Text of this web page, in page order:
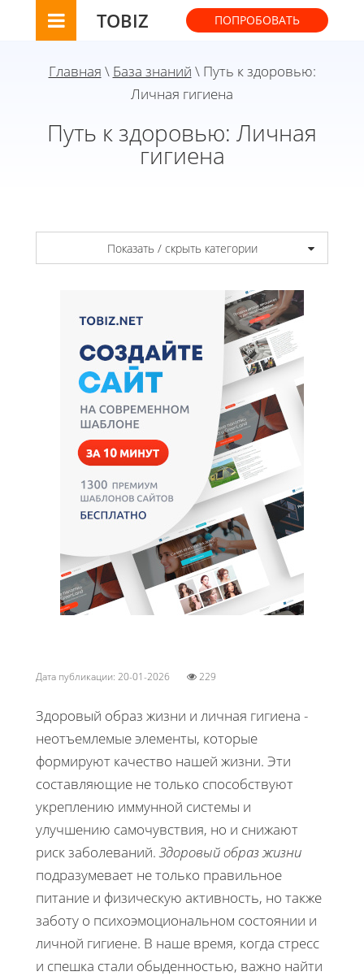
TOBIZ ПОПРОБОВАТЬ
Главная \ База знаний \ Путь к здоровью:
Личная гигиена
Путь к здоровью: Личная
гигиена
Показать / скрыть категории
Дата публикации: 20-01-2026 229
Здоровый образ жизни и личная гигиена -
неотъемлемые элементы, которые
формируют качество нашей жизни. Эти
составляющие не только способствуют
укреплению иммунной системы и
улучшению самочувствия, но и снижают
риск заболеваний.Здоровый образ жизни
подразумевает не только правильное
питание и физическую активность, но также
заботу о психоэмоциональном состоянии и
личной гигиене. В наше время, когда стресс
и спешка стали обыденностью, важно найти